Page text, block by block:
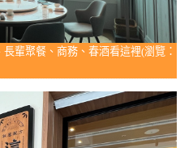
輩聚餐、商務、春酒看這裡(瀏覽：